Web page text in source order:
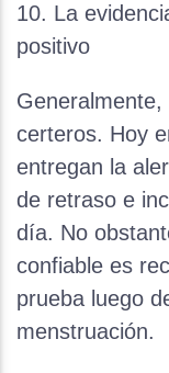
10. La
positivo
certeros. Hoy
entregan la
de retraso e
día. No
confiable es
prueba luego
menstruación.